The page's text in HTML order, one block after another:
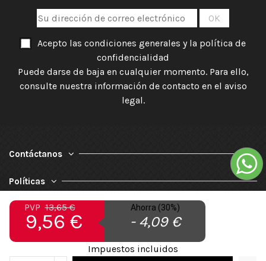
PVP13,65 €
9,56 €
Ahorra (30%)
- 4,09 €
Impuestos incluidos
Acepto las condiciones generales y la política de
confidencialidad
Puede darse de baja en cualquier momento. Para ello,
consulte nuestra información de contacto en el aviso
legal.
Contáctanos
Políticas
Nuestra Empresa